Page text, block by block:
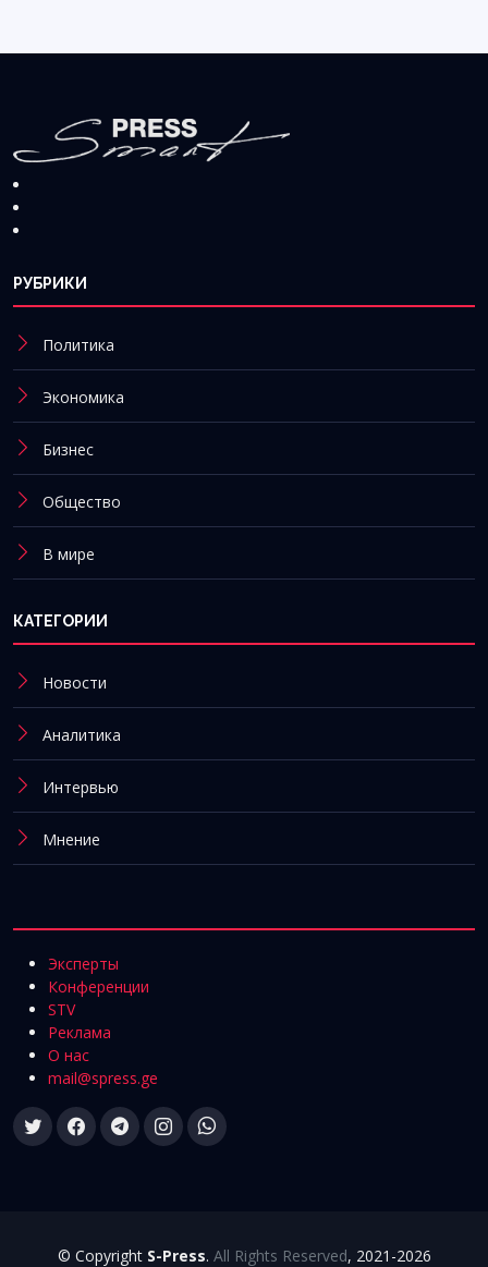
РУБРИКИ
Политика
Экономика
Бизнес
Общество
В мире
КАТЕГОРИИ
Новости
Аналитика
Интервью
Мнение
Эксперты
Конференции
STV
Реклама
О нас
mail@spress.ge
© Copyright S-Press. All Rights Reserved, 2021-2026